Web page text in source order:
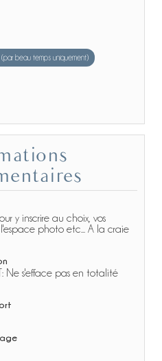
(par beau temps uniquement)
y inscrire au choix, vos
l'espace photo etc... A la craie
Ne s'efface pas en totalité